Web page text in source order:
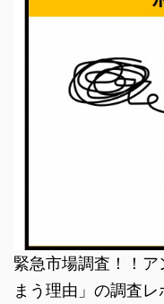
緊急市場調査！！
まう理由」の調査